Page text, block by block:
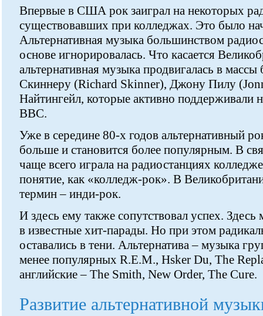
Впервые в США рок заиграл на некоторых
существовавших при колледжах. Это было
Альтернативная музыка большинством
основе игнорировалась. Что касается
альтернативная музыка продвигалась в массы
Скиннеру (Richard Skinner), Джону Пилу
Найтингейл, которые активно поддерживали
BBC.
Уже в середине 80-х годов альтернативный
больше и становится более популярным. В
чаще всего играла на радиостанциях
понятие, как «колледж-рок». В
термин – инди-рок.
И здесь ему также сопутствовал успех.
в известные хит-парады. Но при этом
оставались в тени. Альтернатива – музыка
менее популярных R.E.M., Hsker Du, The
английские – The Smith, New Order, The Cure.
Развитие альтернативной